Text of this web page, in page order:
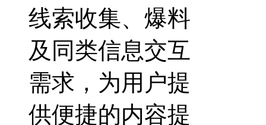
线索收集、爆料
及同类信息交互
需求，为用户提
供便捷的内容提